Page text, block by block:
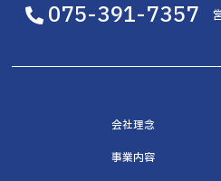
075-391-7357
会社理念
事業内容